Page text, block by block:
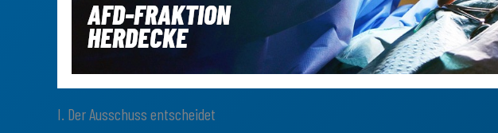
I. Der Ausschuss entscheidet